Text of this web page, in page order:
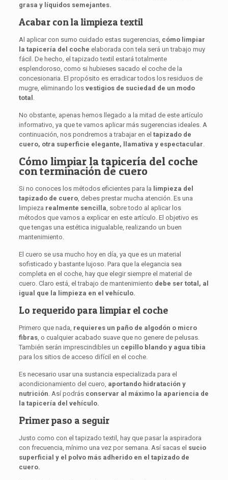
grasa y líquidos semejantes.
Acabar con la limpieza textil
Al aplicar con sumo cuidado estas sugerencias, cómo limpiar
la tapicería del coche elaborada con tela será un trabajo muy
fácil. De hecho, el tapizado textil estará totalmente
esplendoroso, como si hubieses sacado el coche de la
concesionaria. El propósito es erradicar todos los residuos de
mugre, eliminando los vestigios de suciedad de un modo
total .
No obstante, apenas hemos llegado a la mitad de este artículo
informativo, ya que te vamos aplicar más sugerencias ideales. A
continuación, nos pondremos a trabajar en el tapizado de
cuero, otra superficie elegante, llamativa y espectacular.
Cómo limpiar la tapicería del coche
con terminación de cuero
Si no conoces los métodos eficientes para la limpieza del
tapizado de cuero, debes prestar mucha atención. Es una
limpieza realmente sencilla, sobre todo al aplicar los
métodos que vamos a explicar en este artículo. El objetivo es
que tengas una estética inigualable, realizando un buen
mantenimiento.
El cuero se usa mucho hoy en día, ya que es un material
sofisticado y bastante lujoso. Para que la elegancia sea
completa en el coche, hay que elegir siempre el material de
cuero. Claro está, el trabajo de mantenimiento debe ser total, al
igual que la limpieza en el vehículo.
Lo requerido para limpiar el coche
Primero que nada, requieres un paño de algodón o micro
fibras, o cualquier acabado suave que no genere de pelusas.
También serán imprescindibles un cepillo blando y agua tibia
para los sitios de acceso difícil en el coche.
Es necesario usar una sustancia especializada para el
acondicionamiento del cuero, aportando hidratación y
nutrición. Así podrás conservar al máximo la apariencia de
la tapicería del vehículo.
Primer paso a seguir
Justo como con el tapizado textil, hay que pasar la aspiradora
con frecuencia, mínimo una vez por semana. Así sacas el sucio
superficial y el polvo más adherido en el tapizado de
cuero.